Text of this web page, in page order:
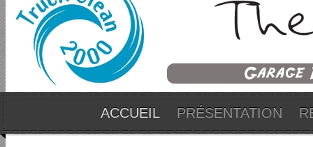
ACCUEIL PRÉSENTATION